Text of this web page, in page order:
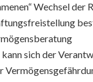
Wechsel der
sich der